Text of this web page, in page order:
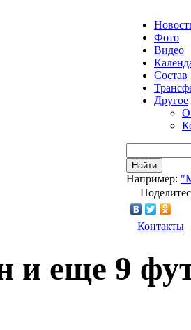
Фото
Видео
Состав
Другое
О
Найти
Например:
Контакты
и еще 9